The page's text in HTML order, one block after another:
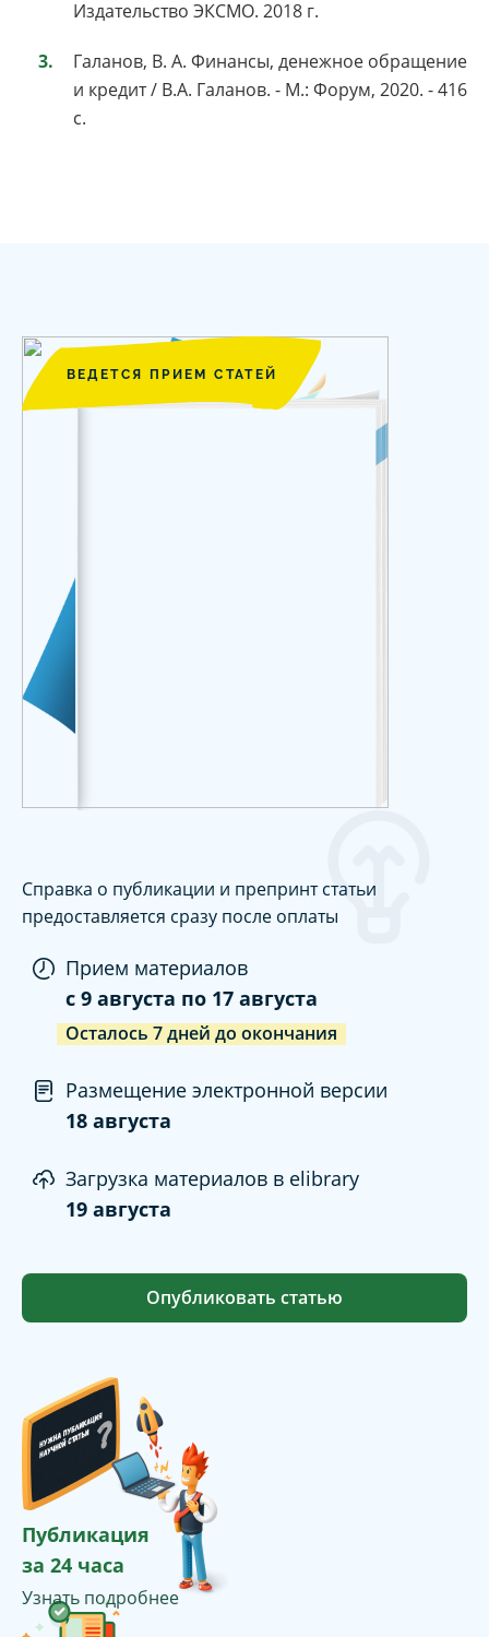
Издательство ЭКСМО. 2018 г.
Галанов, В. А. Финансы, денежное обращение
и кредит / В.А. Галанов. - М.: Форум, 2020. - 416
c.
ВЕДЕТСЯ ПРИЕМ СТАТЕЙ
Справка о публикации и препринт статьи
предоставляется сразу после оплаты
Прием материалов
c 9 августа по 17 августа
Осталось 7дней до окончания
Размещение электронной версии
18 августа
Загрузка материалов в elibrary
19 августа
Опубликовать статью
Публикация
за 24 часа
Узнать подробнее